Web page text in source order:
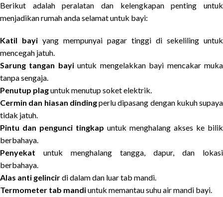
Berikut adalah peralatan dan kelengkapan penting untuk
menjadikan rumah anda selamat untuk bayi:
Katil bayi yang mempunyai pagar tinggi di sekeliling untuk
mencegah jatuh.
Sarung tangan bayiuntuk mengelakkan bayi mencakar muka
tanpa sengaja.
Penutup plaguntuk menutup soket elektrik.
Cermin dan hiasan dindingperlu dipasang dengan kukuh supaya
tidak jatuh.
Pintu dan pengunci tingkap untuk menghalang akses ke bilik
berbahaya.
Penyekat untuk menghalang tangga, dapur, dan lokasi
berbahaya.
Alas anti gelincirdi dalam dan luar tab mandi.
Termometer tab mandiuntuk memantau suhu air mandi bayi.